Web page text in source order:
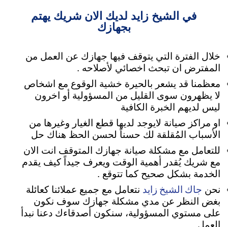
في الشيخ زايد لديك الان شريك يهتم
بجهازك
خلال الفترة التي يتوقف فيها جهازك عن العمل من
المفترض ان تبحث اخصائي لأصلاحه .
معظمنا قد يشعر بالحيرة خشية الوقوع مع اشخاص
لا يظهرون سوى القليل من المسؤولية أو اخرون
ليس لديهم الخبرة الكافية
او مراكز صيانة لايوجد لديها قطع الغيار وغيرها من
الأسباب المُقلقة لك حسناً لحسن الحظ هناك حل
للتعامل مع مشكلة صيانة جهازك المتوقف انت الان
مع شريك يُقدر أهمية الوقت ويعرف جيداً كيف يقدم
الخدمة بشكل صحيح كما تتوقع .
نحن جاك الشيخ زايد نتعامل مع جميع عملائنا كعائلة
بغض النظر عن مدي مشكلة جهازك سوف نكون
على مستوي المسؤولية، سنكون أصدقاءك دعنا نبدأ
العمل